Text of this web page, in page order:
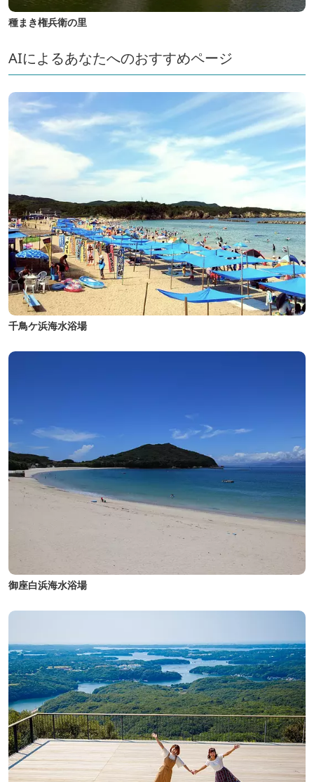
種まき権兵衛の里
AIによるあなたへのおすすめページ
千鳥ケ浜海水浴場
御座白浜海水浴場